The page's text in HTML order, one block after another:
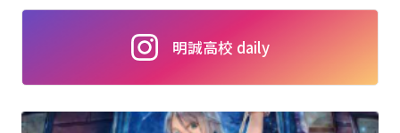
明誠高校 daily